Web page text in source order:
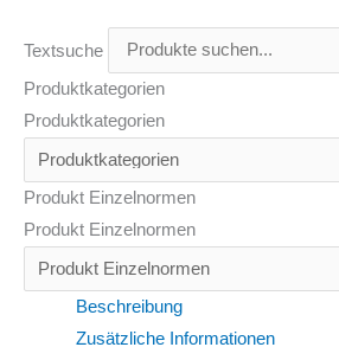
Textsuche
Produktkategorien
Produktkategorien
Produkt Einzelnormen
Produkt Einzelnormen
Beschreibung
Zusätzliche Informationen